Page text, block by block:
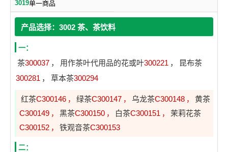
3019单一商品
产品选择：3002 茶、茶饮料
一：
茶300037 ， 用作茶叶代用品的花或叶300221 ，
昆布茶
300281 ， 草本茶300294
红茶C300146 ， 绿茶C300147 ， 乌龙茶C300148 ，
黄茶
C300149 ， 黑茶C300150 ， 白茶C300151 ，
茉莉花茶
C300152 ， 铁观音茶C300153
二：